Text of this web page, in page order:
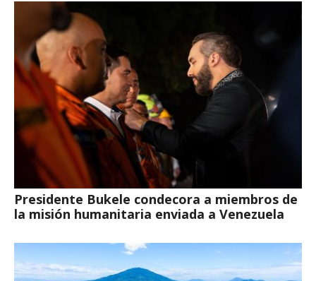
Presidente Bukele condecora a miembros de
la misión humanitaria enviada a Venezuela